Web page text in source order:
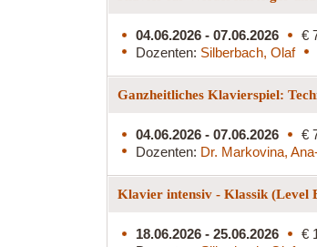
04.06.2026 - 07.06.2026
€
Dozenten: Silberbach, Olaf
Ganzheitliches Klavierspiel:
04.06.2026 - 07.06.2026
€
Dozenten: Dr. Markovina,
Klavier intensiv - Klassik (Level
18.06.2026 - 25.06.2026
€